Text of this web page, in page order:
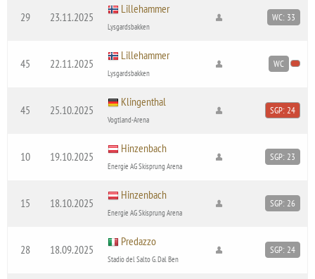
29 23.11.2025
Lillehammer
Lysgardsbakken
WC: 33
45 22.11.2025
Lillehammer
Lysgardsbakken
WC
45 25.10.2025
Klingenthal
Vogtland-Arena
SGP: 24
10 19.10.2025
Hinzenbach
Energie AG Skisprung Arena
SGP: 23
15 18.10.2025
Hinzenbach
Energie AG Skisprung Arena
SGP: 26
28 18.09.2025
Predazzo
Stadio del Salto G. Dal Ben
SGP: 24